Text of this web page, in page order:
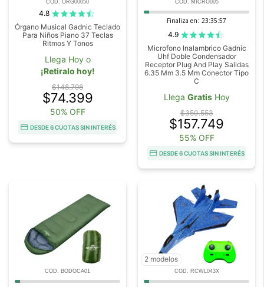
COD. ORG00050
4.8
Órgano Musical Gadnic Teclado
Para Niños Piano 37 Teclas
Ritmos Y Tonos
Llega Hoy o
¡Retiralo hoy!
$148.798
$74.399
50% OFF
DESDE 6 CUOTAS SIN INTERÉS
COD. MICRO005
Finaliza en: 23:35:56
4.9
Microfono Inalambrico Gadnic
Uhf Doble Condensador
Receptor Plug And Play Salidas
6.35 Mm 3.5 Mm Conector Tipo
C
Llega GratisHoy
$350.553
$157.749
55% OFF
DESDE 6 CUOTAS SIN INTERÉS
COD. BODOCA01
2 modelos
COD. RCWL043X